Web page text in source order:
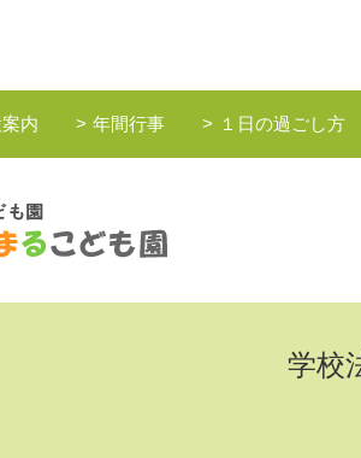
内 年間行事 １日の過ごし方
学校